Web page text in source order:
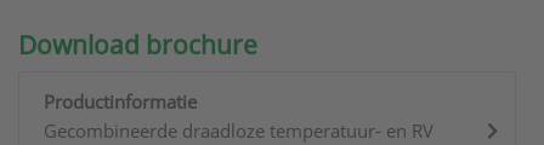
Download brochure
Productinformatie
Gecombineerde draadloze temperatuur- en RV